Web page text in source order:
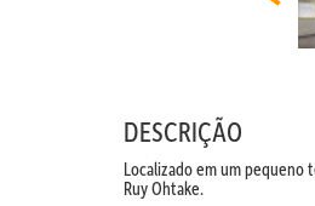
DESCRIÇÃO
Localizado em um pequeno
Ruy Ohtake.